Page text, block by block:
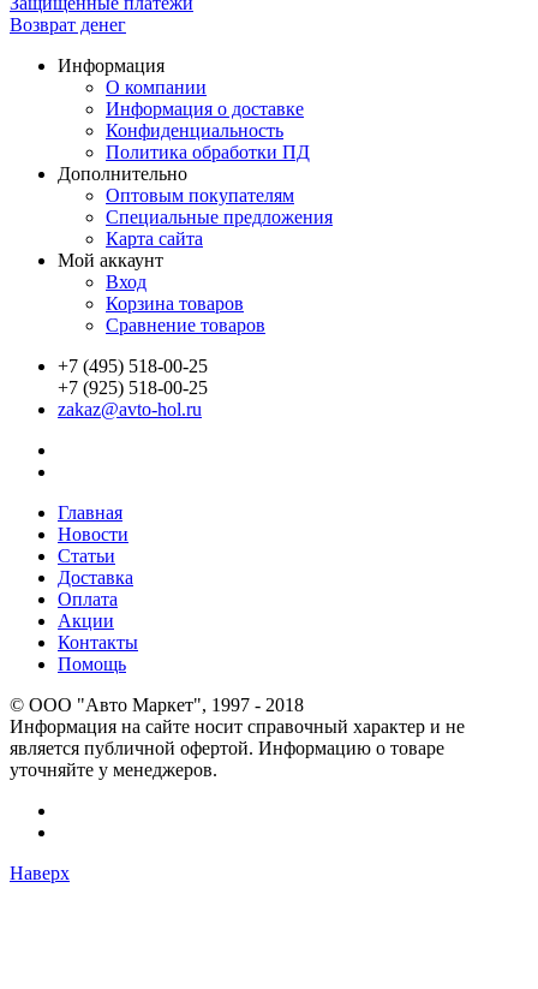
Возврат денег
Информация
О компании
Информация о доставке
Конфиденциальность
Политика обработки ПД
Дополнительно
Оптовым покупателям
Специальные предложения
Карта сайта
Мой аккаунт
Вход
Корзина товаров
Сравнение товаров
+7 (495) 518-00-25
+7 (925) 518-00-25
zakaz@avto-hol.ru
Главная
Новости
Статьи
Доставка
Оплата
Акции
Контакты
Помощь
© OOO "Авто Маркет", 1997 - 2018
Информация на сайте носит справочный характер и не
является публичной офертой. Информацию о товаре
уточняйте у менеджеров.
Наверх